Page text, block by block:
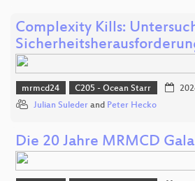
Complexity Kills:
mrmcd24 C205 - Ocean Starr
Julian Suleder and Peter Hecko
Die 20 Jahre MRMCD Gala